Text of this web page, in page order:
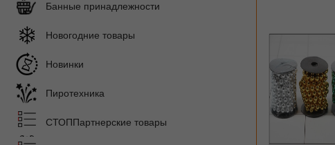
Банные принадлежности
Новогодние товары
Новинки
Пиротехника
СТОППартнерские товары